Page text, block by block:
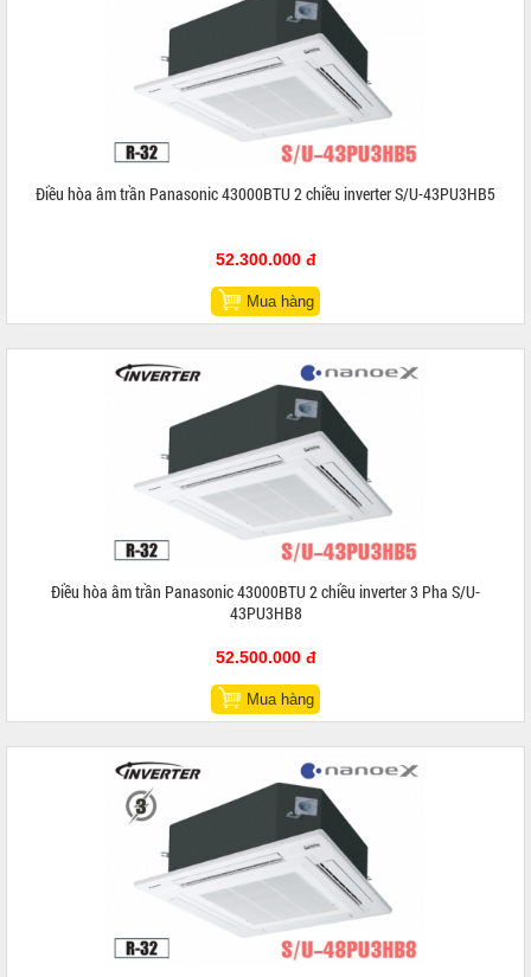
Điều hòa âm trần Panasonic 43000BTU 2 chiều inverter S/U-43PU3HB5
52.300.000 đ
Mua hàng
Điều hòa âm trần Panasonic 43000BTU 2 chiều inverter 3 Pha S/U-
43PU3HB8
52.500.000 đ
Mua hàng